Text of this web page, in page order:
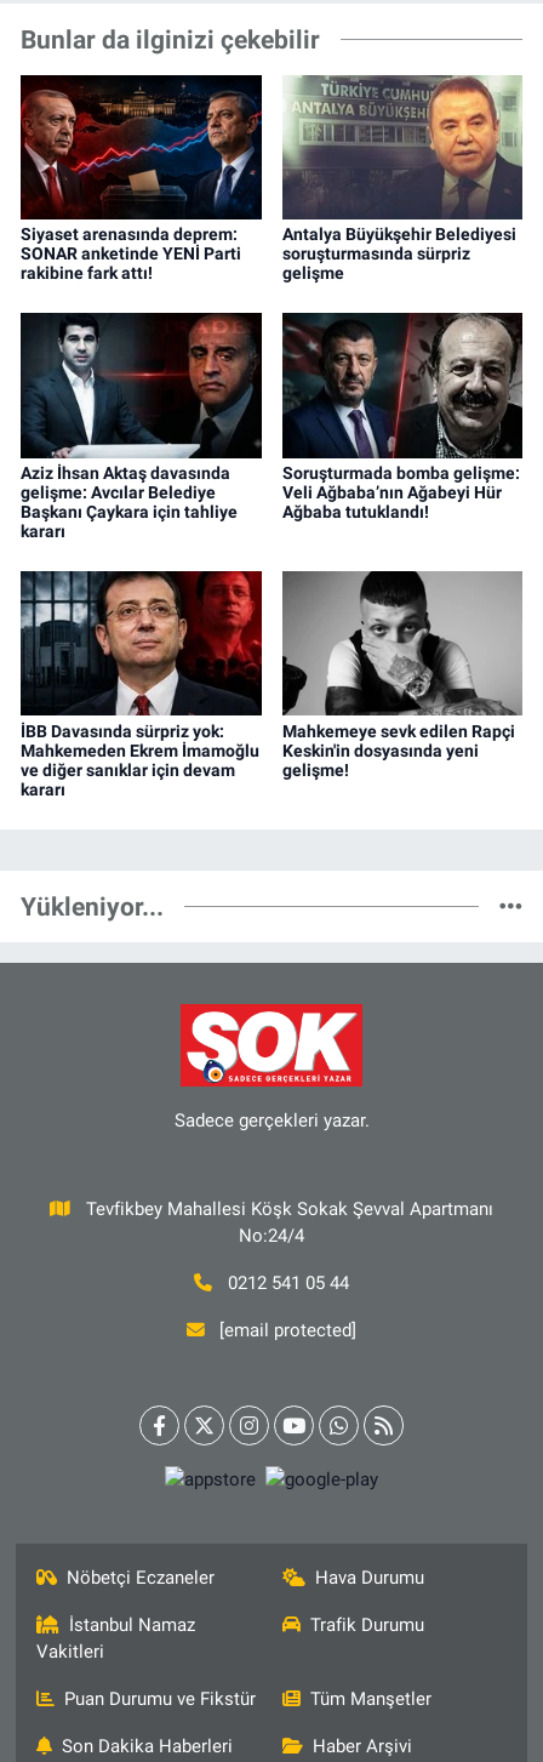
Bunlar da ilginizi çekebilir
Siyaset arenasında deprem:
SONAR anketinde YENİ Parti
rakibine fark attı!
Antalya Büyükşehir Belediyesi
soruşturmasında sürpriz
gelişme
Aziz İhsan Aktaş davasında
gelişme: Avcılar Belediye
Başkanı Çaykara için tahliye
kararı
Soruşturmada bomba gelişme:
Veli Ağbaba’nın Ağabeyi Hür
Ağbaba tutuklandı!
İBB Davasında sürpriz yok:
Mahkemeden Ekrem İmamoğlu
ve diğer sanıklar için devam
kararı
Mahkemeye sevk edilen Rapçi
Keskin'in dosyasında yeni
gelişme!
Yükleniyor...
Sadece gerçekleri yazar.
Tevfikbey Mahallesi Köşk Sokak Şevval Apartmanı
No:24/4
0212 541 05 44
[email protected]
Nöbetçi Eczaneler Hava Durumu
İstanbul Namaz
Vakitleri
Trafik Durumu
Puan Durumu ve Fikstür Tüm Manşetler
Son Dakika Haberleri Haber Arşivi